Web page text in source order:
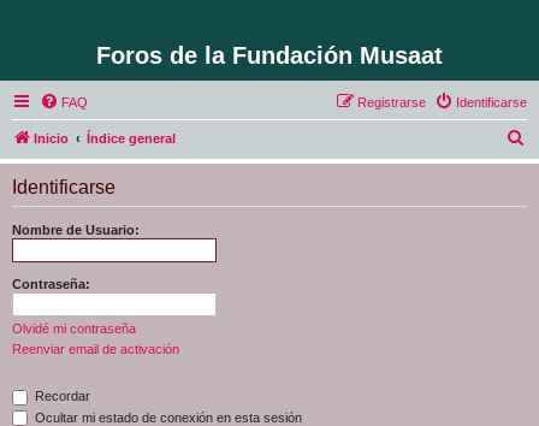
Foros de la Fundación Musaat
FAQ Identificarse
Registrarse
Inicio Índice general
u
Identificarse
Nombre de Usuario:
Contraseña:
Olvidé mi contraseña
Reenviar email de activación
Recordar
Ocultar mi estado de conexión en esta sesión